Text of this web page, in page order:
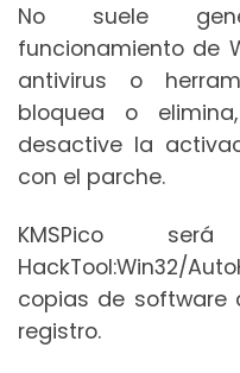
No suele
funcionamiento de
antivirus o
bloquea o
desactive la
con el parche.
KMSPico
HackTool:Win32/
copias de software
registro.